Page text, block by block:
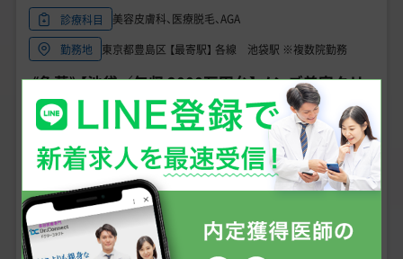
診療科目
美容皮膚科、医療脱毛、AGA
勤務地
東京都豊島区 【最寄駅】 各線 池袋駅 ※複数院勤務
《急募》【池袋／年収 2000万円台】メンズ美容クリ
ニック・常勤医師募集／転科・未経験歓迎／週4日
～勤務OK《ゴリラクリニック 池袋院》
女性医師におすすめ 専門医資格不問
未経験可
男性医師におすすめ
医師3年目可 見学可
求人の詳細を確認する